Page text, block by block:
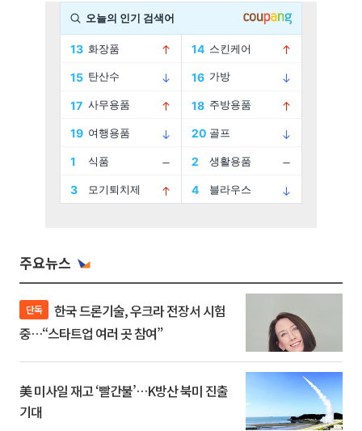
주요뉴스
단독
중…“스타트업 여러 곳 참여”
美 미사일 재고 ‘빨간불’…K방산 북미 진출
기대